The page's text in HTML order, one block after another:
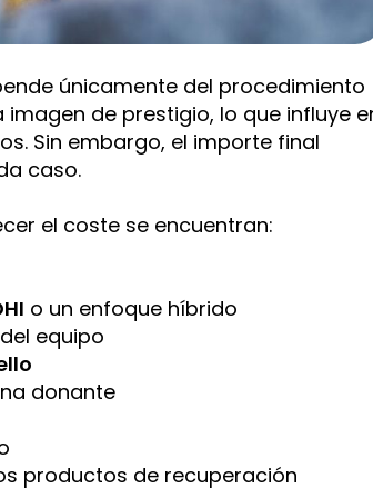
únicamente del procedimiento
de prestigio, lo que influye
Sin embargo, el importe final
caso.
el coste se encuentran:
o un enfoque híbrido
equipo
donante
productos de recuperación